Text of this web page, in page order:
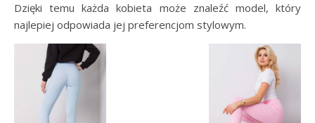
Dzięki temu każda kobieta może znaleźć model, który
najlepiej odpowiada jej preferencjom stylowym.